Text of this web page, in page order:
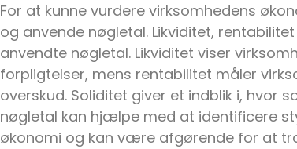
For at kunne vurdere virksomhedens
og anvende nøgletal. Likviditet,
anvendte nøgletal. Likviditet viser
forpligtelser, mens rentabilitet måler
overskud. Soliditet giver et indblik i, hvor
nøgletal kan hjælpe med at identificere
økonomi og kan være afgørende for at